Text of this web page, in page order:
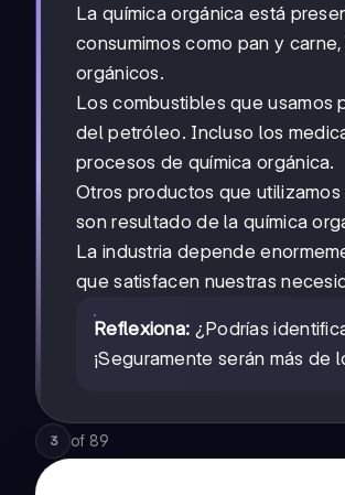
La química orgánica está
consumimos como pan y
orgánicos.
Los combustibles que usamos
del petróleo. Incluso los
procesos de química orgánica.
Otros productos que
son resultado de la química
La industria depende
que satisfacen nuestras
Reflexiona: ¿Podrías
¡Seguramente serán más de
3 of 89